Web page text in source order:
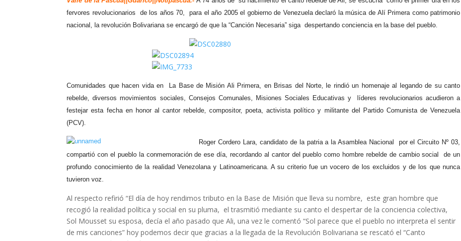
fervores revolucionarios de los años 70, para el año 2005 el gobierno de Venezuela declaró la música de Alí Primera como patrimonio
nacional, la revolución Bolivariana se encargó de que la “Canción Necesaria” siga despertando conciencia en la base del pueblo.
Comunidades que hacen vida en La Base de Misión Ali Primera, en Brisas del Norte, le rindió un homenaje al legando de su canto
rebelde, diversos movimientos sociales, Consejos Comunales, Misiones Sociales Educativas y líderes revolucionarios acudieron a
festejar esta fecha en honor al cantor rebelde, compositor, poeta, activista político y militante del Partido Comunista de Venezuela
(PCV).
Roger Cordero Lara, candidato de la patria a la Asamblea Nacional por el Circuito Nº 03,
compartió con el pueblo la conmemoración de ese día, recordando al cantor del pueblo como hombre rebelde de cambio social de un
profundo conocimiento de la realidad Venezolana y Latinoamericana. A su criterio fue un vocero de los excluidos y de los que nunca
tuvieron voz.
Al respecto refirió “El día de hoy rendimos tributo en la Base de Misión que lleva su nombre, este gran hombre que
recogió la realidad política y social en su pluma, el trasmitió mediante su canto el despertar de la conciencia colectiva,
Sol Mousset su esposa, decía el año pasado que Ali, una vez le comentó “Sol parece que el pueblo no interpreta el sentir
de mis canciones” hoy podemos decir que gracias a la llegada de la Revolución Bolivariana se rescató el “Canto